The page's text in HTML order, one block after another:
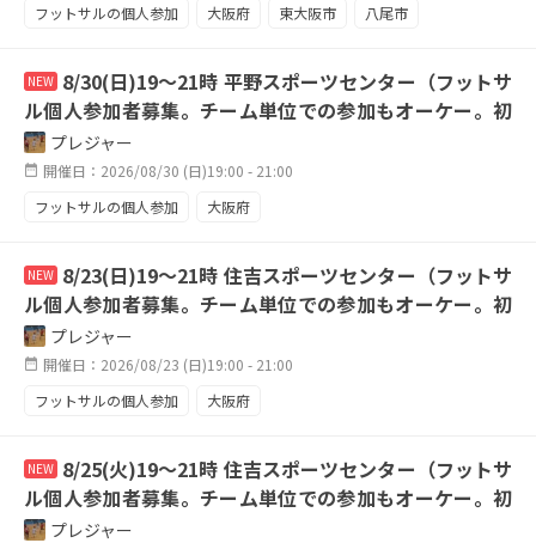
フットサルの個人参加
大阪府 東大阪市
八尾市
NEW 8/30(日)19〜21時 平野スポーツセンター（フットサ
ル個人参加者募集。チーム単位での参加もオーケー。初
心者は不可です。）
プレジャー
開催日：2026/08/30 (日)19:00 - 21:00
フットサルの個人参加
大阪府
NEW 8/23(日)19〜21時 住吉スポーツセンター（フットサ
ル個人参加者募集。チーム単位での参加もオーケー。初
心者は不可です。）
プレジャー
開催日：2026/08/23 (日)19:00 - 21:00
フットサルの個人参加
大阪府
NEW 8/25(火)19〜21時 住吉スポーツセンター（フットサ
ル個人参加者募集。チーム単位での参加もオーケー。初
心者は不可です。）
プレジャー